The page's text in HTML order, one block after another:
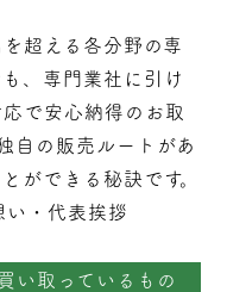
超える各分野の専
、専門業社に引け
で安心納得のお取
自の販売ルートがあ
ができる秘訣です。
い・代表挨拶
い取っているもの